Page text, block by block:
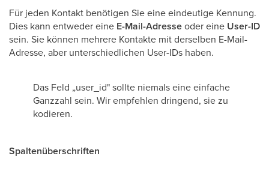
Für jeden Kontakt benötigen Sie eine eindeutige Kennung.
Dies kann entweder eine E-Mail-Adresseoder eine User-ID
sein. Sie können mehrere Kontakte mit derselben E-Mail-
Adresse, aber unterschiedlichen User-IDs haben.
Das Feld „user_id" sollte niemals eine einfache
Ganzzahl sein. Wir empfehlen dringend, sie zu
kodieren.
Spaltenüberschriften